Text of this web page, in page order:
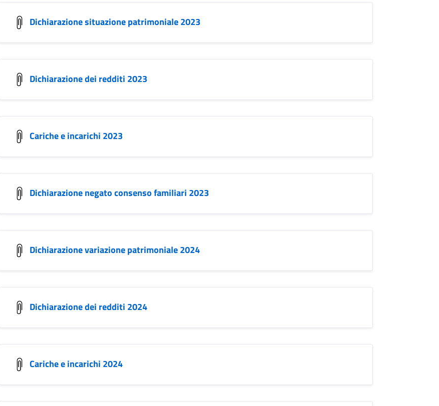
Dichiarazione situazione patrimoniale 2023
Dichiarazione dei redditi 2023
Cariche e incarichi 2023
Dichiarazione negato consenso familiari 2023
Dichiarazione variazione patrimoniale 2024
Dichiarazione dei redditi 2024
Cariche e incarichi 2024